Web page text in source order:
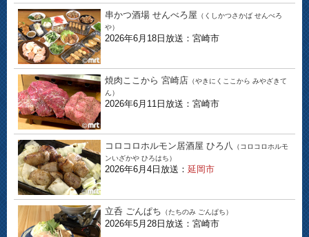
串かつ酒場 せんべろ屋 （くしかつさかば せんべろ
や）
2026年6月18日放送：宮崎市
焼肉ここから 宮崎店 （やきにくここから みやざきて
ん）
2026年6月11日放送：宮崎市
コロコロホルモン居酒屋 ひろ八
（コロコロホルモ
ンいざかや ひろはち）
2026年6月4日放送： 延岡市
立呑 ごんぱち （たちのみ ごんぱち）
2026年5月28日放送：宮崎市